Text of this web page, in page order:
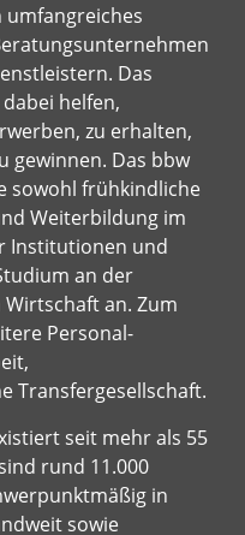
umfangreiches
Das
helfen,
zu erhalten,
gewinnen. Das bbw
sowohl frühkindliche
Weiterbildung im
Institutionen und
an der
an. Zum
Personal-
Transfergesellschaft.
seit mehr als 55
rund 11.000
in
sowie